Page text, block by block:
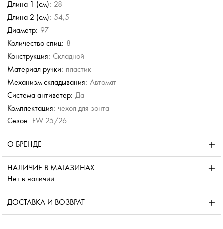
Длина 1 (см): 28
Длина 2 (см): 54,5
Диаметр: 97
Количество спиц: 8
Конструкция: Складной
Материал ручки: пластик
Механизм складывания: Автомат
Система антиветер: Да
Комплектация: чехол для зонта
Сезон: FW 25/26
О БРЕНДЕ
НАЛИЧИЕ В МАГАЗИНАХ
Нет в наличии
ДОСТАВКА И ВОЗВРАТ